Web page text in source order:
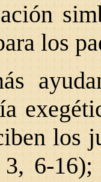
los
los
6-16);